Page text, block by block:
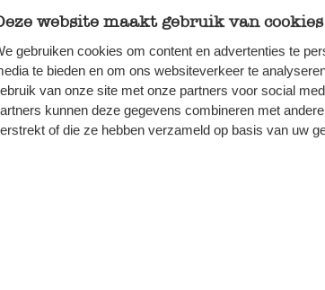
website maakt gebruik van cookies
gebruiken cookies om content en advertenties te
te bieden en om ons websiteverkeer te
van onze site met onze partners voor social
kunnen deze gegevens combineren met
of die ze hebben verzameld op basis van uw